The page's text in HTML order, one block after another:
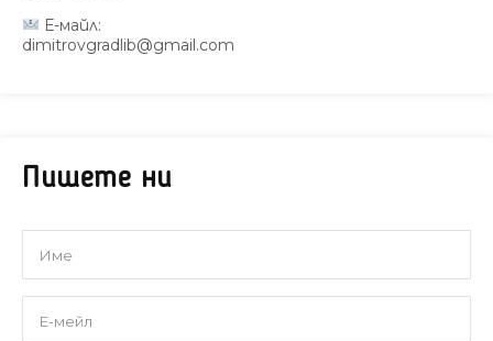
Е-майл:
dimitrovgradlib@gmail.com
Пишете ни